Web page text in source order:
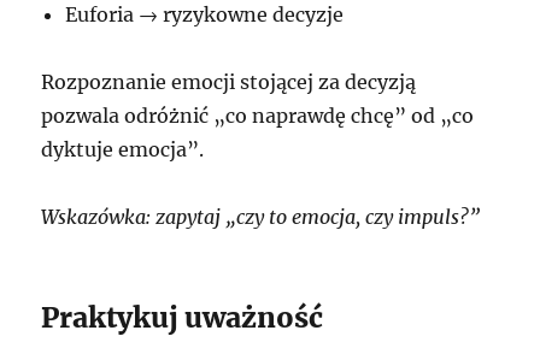
Euforia → ryzykowne decyzje
Rozpoznanie emocji stojącej za decyzją
pozwala odróżnić „co naprawdę chcę” od „co
dyktuje emocja”.
Wskazówka: zapytaj „czy to emocja, czy impuls?”
Praktykuj uważność